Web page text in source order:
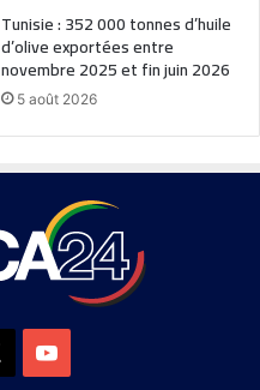
Tunisie : 352 000 tonnes d’huile
d’olive exportées entre
novembre 2025 et fin juin 2026
5 août 2026